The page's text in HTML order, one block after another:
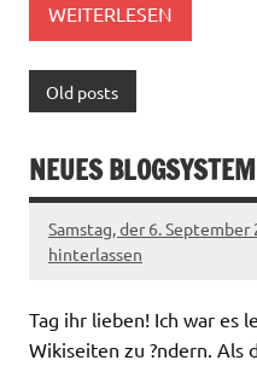
WEITERLESEN
Old posts
NEUES BLOGSYSTEM
Samstag, der 6. September
hinterlassen
Tag ihr lieben! Ich war es
Wikiseiten zu ?ndern. Als